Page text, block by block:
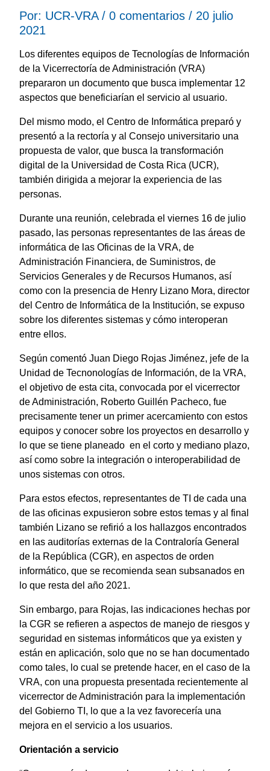
Por: UCR-VRA / 0 comentarios / 20 julio
2021
Los diferentes equipos de Tecnologías de Información
de la Vicerrectoría de Administración (VRA)
prepararon un documento que busca implementar 12
aspectos que beneficiarían el servicio al usuario.
Del mismo modo, el Centro de Informática preparó y
presentó a la rectoría y al Consejo universitario una
propuesta de valor, que busca la transformación
digital de la Universidad de Costa Rica (UCR),
también dirigida a mejorar la experiencia de las
personas.
Durante una reunión, celebrada el viernes 16 de julio
pasado, las personas representantes de las áreas de
informática de las Oficinas de la VRA, de
Administración Financiera, de Suministros, de
Servicios Generales y de Recursos Humanos, así
como con la presencia de Henry Lizano Mora, director
del Centro de Informática de la Institución, se expuso
sobre los diferentes sistemas y cómo interoperan
entre ellos.
Según comentó Juan Diego Rojas Jiménez, jefe de la
Unidad de Tecnonologías de Información, de la VRA,
el objetivo de esta cita, convocada por el vicerrector
de Administración, Roberto Guillén Pacheco, fue
precisamente tener un primer acercamiento con estos
equipos y conocer sobre los proyectos en desarrollo y
lo que se tiene planeado en el corto y mediano plazo,
así como sobre la integración o interoperabilidad de
unos sistemas con otros.
Para estos efectos, representantes de TI de cada una
de las oficinas expusieron sobre estos temas y al final
también Lizano se refirió a los hallazgos encontrados
en las auditorías externas de la Contraloría General
de la República (CGR), en aspectos de orden
informático, que se recomienda sean subsanados en
lo que resta del año 2021.
Sin embargo, para Rojas, las indicaciones hechas por
la CGR se refieren a aspectos de manejo de riesgos y
seguridad en sistemas informáticos que ya existen y
están en aplicación, solo que no se han documentado
como tales, lo cual se pretende hacer, en el caso de la
VRA, con una propuesta presentada recientemente al
vicerrector de Administración para la implementación
del Gobierno TI, lo que a la vez favorecería una
mejora en el servicio a los usuarios.
Orientación a servicio